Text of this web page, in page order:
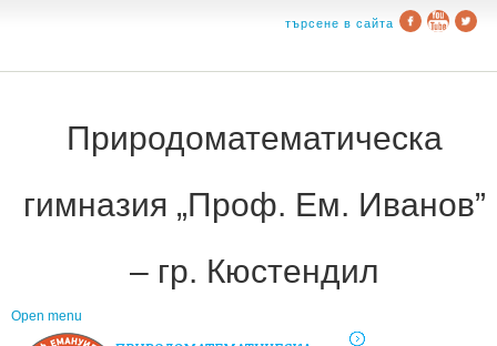
търсене в сайта
Природоматематическа
гимназия „Проф. Ем. Иванов”
– гр. Кюстендил
Open menu